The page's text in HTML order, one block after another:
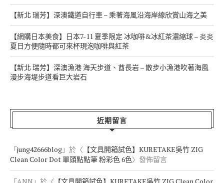
【新北 瑞芳】深澳鐵道自行車 – 乘著海風沿海岸線欣賞山海之美
【網購日本美食】日本7-11 夏季限定 冰咖啡&冰紅茶濃縮球 – 炎炎
夏日方便隨時都可來杯現泡咖啡與紅茶
【新北 瑞芳】深澳漁港 海天步道、酋長岩 – 散步小漁港吹著海風
漫步海堤步道看巨大岩石
近期留言
「jung42666blog 」於〈 【文具開箱試色】KURETAKE吳竹 ZIG
Clean Color Dot 單頭點點筆 粉彩色 6色〉發佈留言